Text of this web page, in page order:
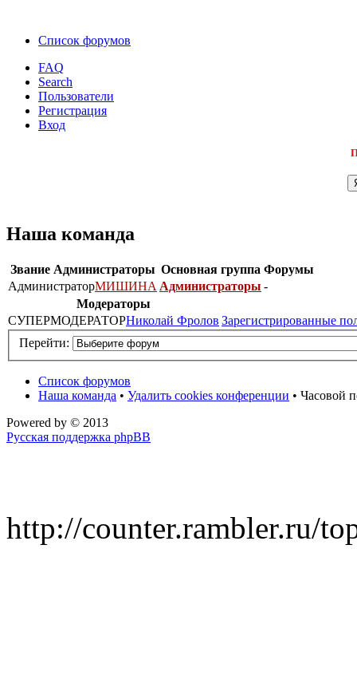
Список форумов
FAQ
Search
Пользователи
Регистрация
Вход
Наша команда
Звание Администраторы Основная группа Форумы
АдминистраторМИШИНА Администраторы -
Модераторы
СУПЕРМОДЕРАТОРНиколай Фролов Зарегистрированные
Перейти:
Список форумов
Наша команда • Удалить cookies конференции • Часовой
Powered by © 2013
Русская поддержка phpBB
http://counter.rambler.ru/